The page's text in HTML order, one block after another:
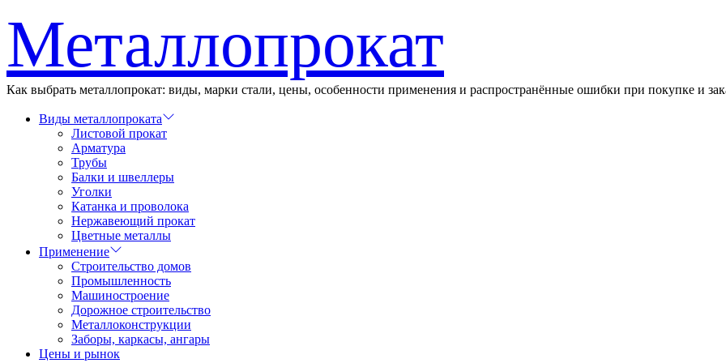
к
содержимому
Металлопрокат
Как выбрать металлопрокат: виды, марки стали, цены, особенности применения и распространённые ошибки при покупке и
Виды металлопроката
Листовой прокат
Арматура
Трубы
Балки и швеллеры
Уголки
Катанка и проволока
Нержавеющий прокат
Цветные металлы
Применение
Строительство домов
Промышленность
Машиностроение
Дорожное строительство
Металлоконструкции
Заборы, каркасы, ангары
Цены и рынок